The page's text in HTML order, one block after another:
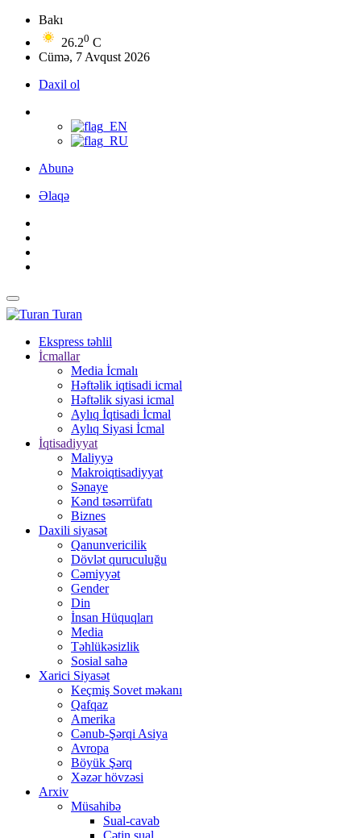
Bakı
26.20 C
Cümə, 7 Avqust 2026
Daxil ol
Abunə
Əlaqə
Turan
Ekspress təhlil
İcmallar
Media İcmalı
Həftəlik iqtisadi icmal
Həftəlik siyasi icmal
Aylıq İqtisadi İcmal
Aylıq Siyasi İcmal
İqtisadiyyat
Maliyyə
Makroiqtisadiyyat
Sənaye
Kənd təsərrüfatı
Biznes
Daxili siyasət
Qanunvericilik
Dövlət quruculuğu
Cəmiyyət
Gender
Din
İnsan Hüquqları
Media
Təhlükəsizlik
Sosial sahə
Xarici Siyasət
Keçmiş Sovet məkanı
Qafqaz
Amerika
Cənub-Şərqi Asiya
Avropa
Böyük Şərq
Xəzər hövzəsi
Arxiv
Müsahibə
Sual-cavab
Çətin sual